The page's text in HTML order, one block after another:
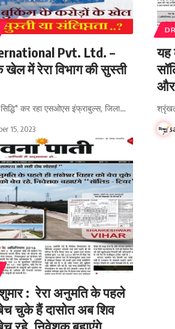
Pvt. Ltd. –
में रेरा विभाग की सुस्ती
सिद्धि" कर रहा एसओएस इंफ्राबुल्स, जिला…
15, 2023
यह
और
: रेरा अनुमति के पहले
चुके हैं दासोत अब शिव